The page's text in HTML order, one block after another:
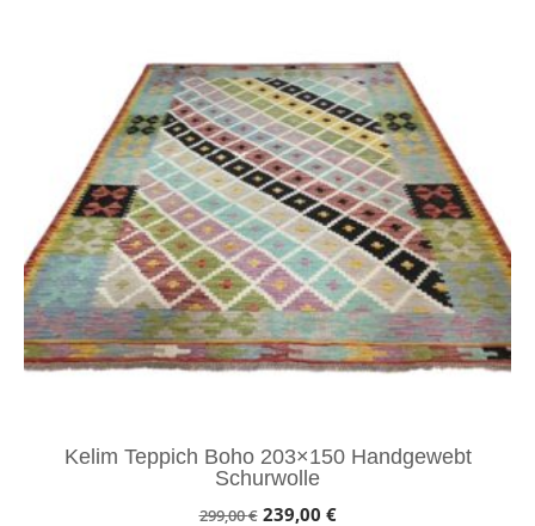
Kelim Teppich Boho 203×150 Handgewebt
Schurwolle
299,00€ Ursprünglicher
239,00 €Aktueller